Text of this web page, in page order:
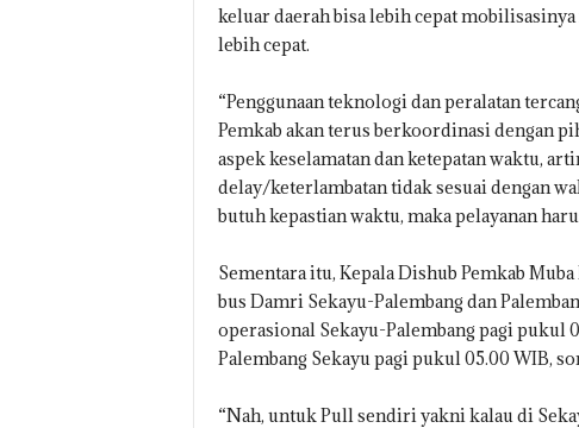
keluar daerah bisa lebih cepat
lebih cepat.
“Penggunaan teknologi dan peralatan
Pemkab akan terus berkoordinasi dengan
aspek keselamatan dan ketepatan waktu,
delay/keterlambatan tidak sesuai dengan
butuh kepastian waktu, maka pelayanan
Sementara itu, Kepala Dishub Pemkab
bus Damri Sekayu-Palembang dan
operasional Sekayu-Palembang pagi pukul
Palembang Sekayu pagi pukul 05.00 WIB,
“Nah, untuk Pull sendiri yakni kalau di